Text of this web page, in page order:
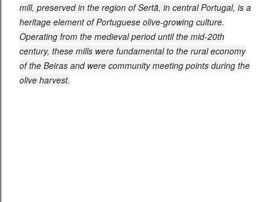
mill, preserved in the region of Sertã, in central Portugal, is a
heritage element of Portuguese olive-growing culture.
Operating from the medieval period until the mid-20th
century, these mills were fundamental to the rural economy
of the Beiras and were community meeting points during the
olive harvest.